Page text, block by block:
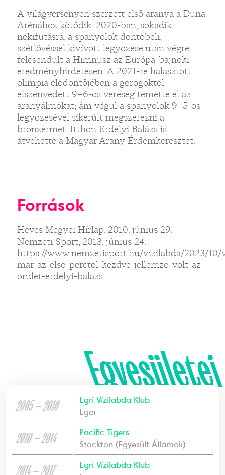
A világversenyen szerzett első aranya a Duna
Arénához kötődik: 2020-ban, sokadik
nekifutásra, a spanyolok döntőbeli,
szétlövéssel kivívott legyőzése után végre
felcsendült a Himnusz az Európa-bajnoki
eredményhirdetésen. A 2021-re halasztott
olimpia elődöntőjében a görögöktől
elszenvedett 9–6-os vereség temette el az
aranyálmokat; ám végül a spanyolok 9–5-ös
legyőzésével sikerült megszerezni a
bronzérmet. Itthon Erdélyi Balázs is
átvehette a Magyar Arany Érdemkeresztet.
Források
Heves Megyei Hírlap, 2010. június 29.
Nemzeti Sport, 2013. június 24.
https://www.nemzetisport.hu/vizilabda/2023/10/
mar-az-elso-perctol-kezdve-jellemzo-volt-az-
orulet-erdelyi-balazs
Egyesületei
2005 — 2010
Egri Vízilabda Klub
Eger
2010 — 2014
Pacific Tigers
Stockton (Egyesült Államok)
2014 — 2017
Egri Vízilabda Klub